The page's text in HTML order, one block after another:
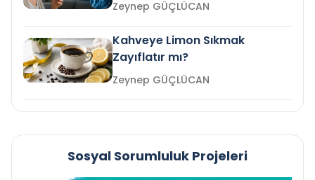
Zeynep GÜÇLÜCAN
Kahveye Limon Sıkmak
Zayıflatır mı?
Zeynep GÜÇLÜCAN
Sosyal Sorumluluk Projeleri